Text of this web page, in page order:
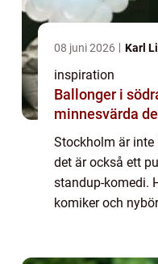
08 juni 2026 Karl
inspiration
Ballonger i
minnesvärda
Stockholm är inte
det är också ett
standup-komedi.
komiker och